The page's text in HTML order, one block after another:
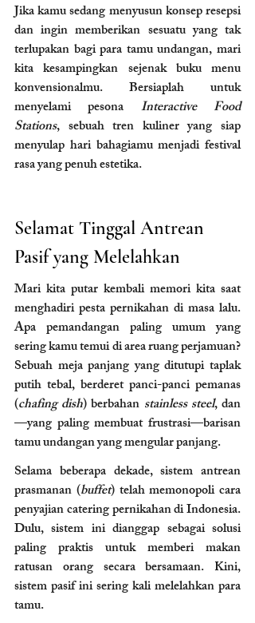
Jika kamu sedang menyusun konsep resepsi
dan ingin memberikan sesuatu yang tak
terlupakan bagi para tamu undangan, mari
kita kesampingkan sejenak buku menu
konvensionalmu. Bersiaplah untuk
menyelami pesona Interactive Food
Stations, sebuah tren kuliner yang siap
menyulap hari bahagiamu menjadi festival
rasa yang penuh estetika.
Selamat Tinggal Antrean
Pasif yang Melelahkan
Mari kita putar kembali memori kita saat
menghadiri pesta pernikahan di masa lalu.
Apa pemandangan paling umum yang
sering kamu temui di area ruang perjamuan?
Sebuah meja panjang yang ditutupi taplak
putih tebal, berderet panci-panci pemanas
(chafing dish) berbahan stainless steel, dan
—yang paling membuat frustrasi—barisan
tamu undangan yang mengular panjang.
Selama beberapa dekade, sistem antrean
prasmanan (buffet) telah memonopoli cara
penyajian catering pernikahan di Indonesia.
Dulu, sistem ini dianggap sebagai solusi
paling praktis untuk memberi makan
ratusan orang secara bersamaan. Kini,
sistem pasif ini sering kali melelahkan para
tamu.